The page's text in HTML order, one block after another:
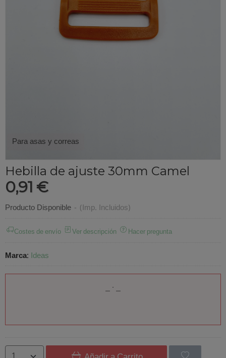
Para asas y correas
Hebilla de ajuste 30mm Camel
0,91 €
Producto Disponible - (Imp. Incluidos)
Costes de envío Ver descripción Hacer pregunta
Marca: Ideas